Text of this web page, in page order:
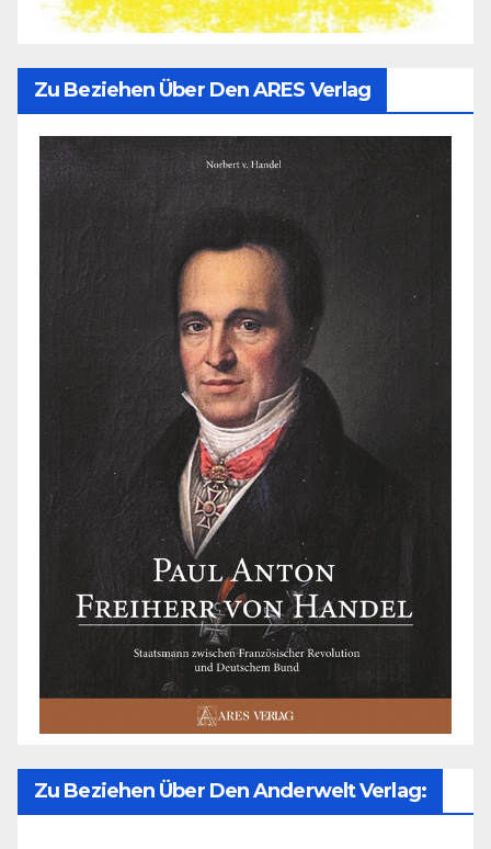
Zu Beziehen Über Den ARES Verlag
Zu Beziehen Über Den Anderwelt Verlag: